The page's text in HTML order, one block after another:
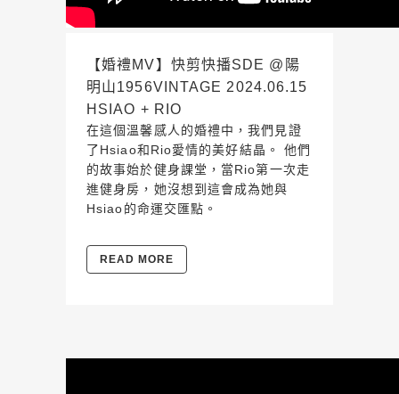
【婚禮MV】快剪快播SDE @陽
明山1956VINTAGE 2024.06.15
HSIAO + RIO
在這個溫馨感人的婚禮中，我們見證
了Hsiao和Rio愛情的美好結晶。 他們
的故事始於健身課堂，當Rio第一次走
進健身房，她沒想到這會成為她與
Hsiao的命運交匯點。
READ MORE